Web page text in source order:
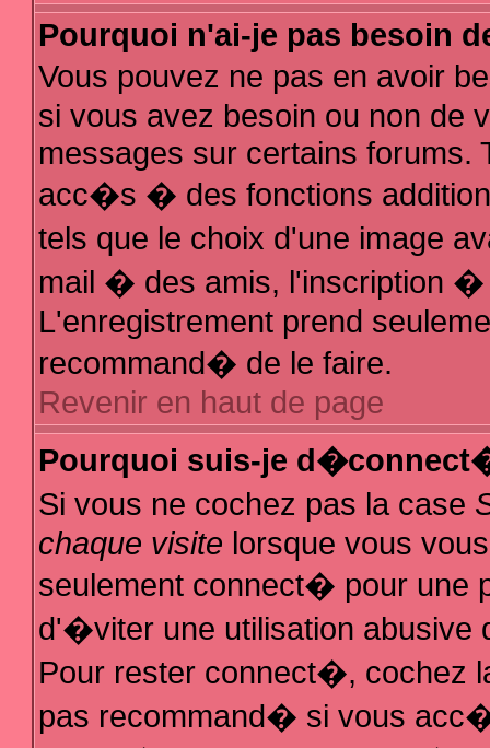
Pourquoi n'ai-je pas besoin
Vous pouvez ne pas en avoir
si vous avez besoin ou non de
messages sur certains forums.
acc�s � des fonctions
tels que le choix d'une image
mail � des amis, l'inscription �
L'enregistrement prend
recommand� de le faire.
Revenir en haut de page
Pourquoi suis-je
Si vous ne cochez pas la case
chaque visite lorsque vous
seulement connect� pour
d'�viter une utilisation abusive
Pour rester connect�, cochez
pas recommand� si vous